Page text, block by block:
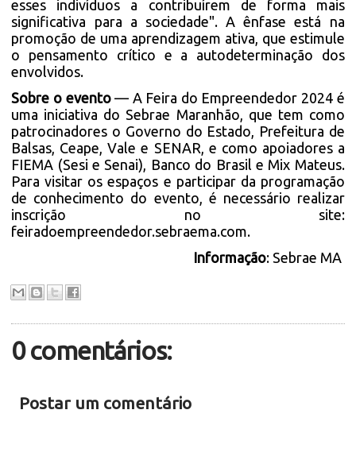
esses indivíduos a contribuírem de forma mais
significativa para a sociedade". A ênfase está na
promoção de uma aprendizagem ativa, que estimule
o pensamento crítico e a autodeterminação dos
envolvidos.
Sobre o evento— A Feira do Empreendedor 2024 é
uma iniciativa do Sebrae Maranhão, que tem como
patrocinadores o Governo do Estado, Prefeitura de
Balsas, Ceape, Vale e SENAR, e como apoiadores a
FIEMA (Sesi e Senai), Banco do Brasil e Mix Mateus.
Para visitar os espaços e participar da programação
de conhecimento do evento, é necessário realizar
inscrição no site:
feiradoempreendedor.sebraema.com.
Informação: Sebrae MA
0 comentários:
Postar um comentário